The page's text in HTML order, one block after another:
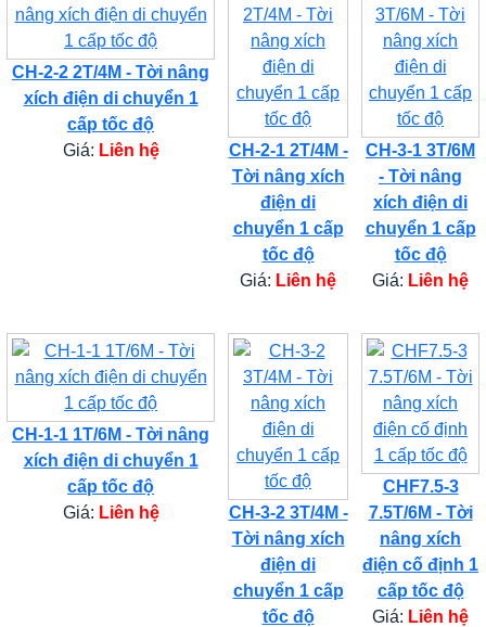
CH-2-2 2T/4M - Tời nâng
xích điện di chuyển 1
cấp tốc độ
Giá: Liên hệ
CH-2-1 2T/4M -
Tời nâng xích
điện di
chuyển 1 cấp
tốc độ
Giá: Liên hệ
CH-3-1 3T/6M
- Tời nâng
xích điện di
chuyển 1 cấp
tốc độ
Giá: Liên hệ
CH-1-1 1T/6M - Tời nâng
xích điện di chuyển 1
cấp tốc độ
Giá: Liên hệ
CH-3-2 3T/4M -
Tời nâng xích
điện di
chuyển 1 cấp
tốc độ
CHF7.5-3
7.5T/6M - Tời
nâng xích
điện cố định 1
cấp tốc độ
Giá: Liên hệ